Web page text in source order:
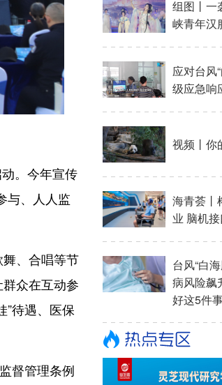
。今年宣传
与、人人监
、合唱等节
众在互动参
”待遇、医保
督管理条例